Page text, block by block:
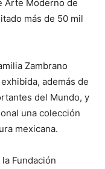
Arte Moderno de
más de 50 mil
Zambrano
además de
del Mundo, y
una colección
mexicana.
Fundación